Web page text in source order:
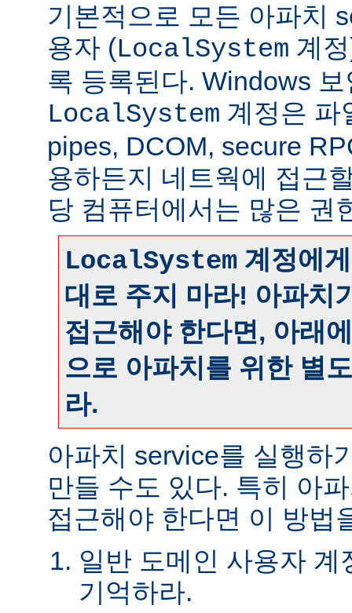
기본적으로 모든 아파치
용자 (LocalSystem 계
록 등록된다. Windows
LocalSystem 계정은 파
pipes, DCOM, secure
용하든지 네트웍에 접근
당 컴퓨터에서는 많은 권
LocalSystem 계정에
대로 주지 마라! 아파치
접근해야 한다면, 아래
으로 아파치를 위한 별
라.
아파치 service를 실행하
만들 수도 있다. 특히 아
접근해야 한다면 이 방법
일반 도메인 사용자
기억하라.